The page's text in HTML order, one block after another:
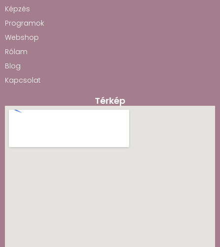
Képzés
Programok
Webshop
Rólam
Blog
Kapcsolat
Térkép